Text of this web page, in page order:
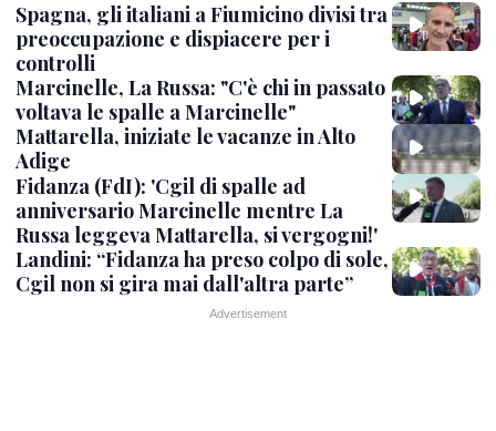
Spagna, gli italiani a Fiumicino divisi tra
preoccupazione e dispiacere per i
controlli
Marcinelle, La Russa: "C'è chi in passato
voltava le spalle a Marcinelle"
Mattarella, iniziate le vacanze in Alto
Adige
Fidanza (FdI): 'Cgil di spalle ad
anniversario Marcinelle mentre La
Russa leggeva Mattarella, si vergogni!'
Landini: “Fidanza ha preso colpo di sole,
Cgil non si gira mai dall'altra parte”